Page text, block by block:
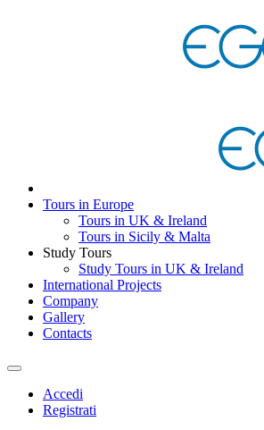
Tours in Europe
Tours in UK & Ireland
Tours in Sicily & Malta
Study Tours
Study Tours in UK & Ireland
International Projects
Company
Gallery
Contacts
Accedi
Registrati